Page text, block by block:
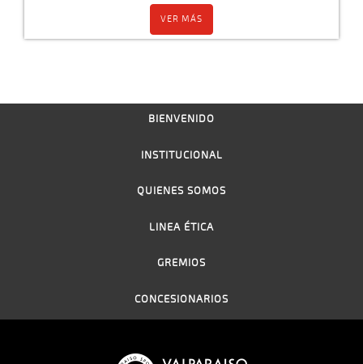
VER MÁS
BIENVENIDO
INSTITUCIONAL
QUIENES SOMOS
LINEA ÉTICA
GREMIOS
CONCESIONARIOS